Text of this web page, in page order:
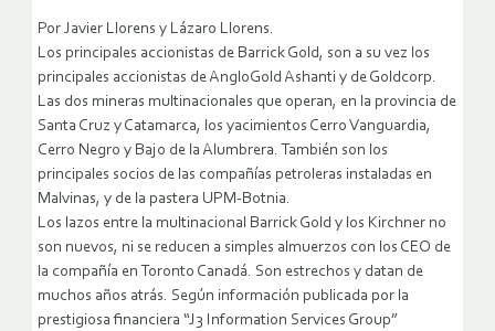
Por Javier Llorens y Lázaro Llorens.
Los principales accionistas de Barrick Gold, son a su vez los
principales accionistas de AngloGold Ashanti y de Goldcorp.
Las dos mineras multinacionales que operan, en la provincia de
Santa Cruz y Catamarca, los yacimientos Cerro Vanguardia,
Cerro Negro y Bajo de la Alumbrera. También son los
principales socios de las compañías petroleras instaladas en
Malvinas, y de la pastera UPM-Botnia.
Los lazos entre la multinacional Barrick Gold y los Kirchner no
son nuevos, ni se reducen a simples almuerzos con los CEO de
la compañía en Toronto Canadá. Son estrechos y datan de
muchos años atrás. Según información publicada por la
prestigiosa financiera “J3 Information Services Group”